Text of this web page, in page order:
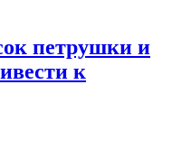
петрушки и
к